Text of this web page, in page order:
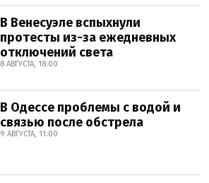
В Венесуэле вспыхнули
протесты из-за ежедневных
отключений света
8 АВГУСТА, 18:00
В Одессе проблемы с водой и
связью после обстрела
9 АВГУСТА, 11:00